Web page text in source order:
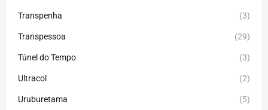
Transpenha (3)
Transpessoa (29)
Túnel do Tempo (3)
Ultracol (2)
Uruburetama (5)